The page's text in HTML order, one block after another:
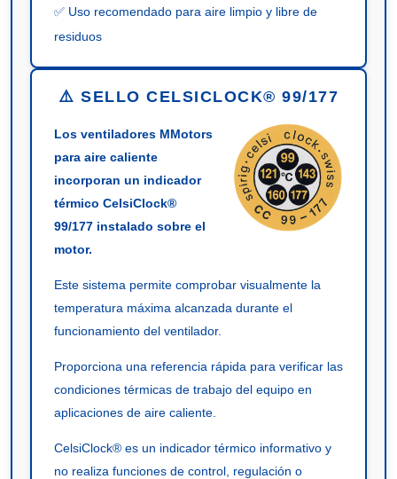
✅ Uso recomendado para aire limpio y libre de
residuos
⚠️ SELLO CELSICLOCK® 99/177
Los ventiladores MMotors
para aire caliente
incorporan un indicador
térmico CelsiClock®
99/177 instalado sobre el
motor.
Este sistema permite comprobar visualmente la
temperatura máxima alcanzada durante el
funcionamiento del ventilador.
Proporciona una referencia rápida para verificar las
condiciones térmicas de trabajo del equipo en
aplicaciones de aire caliente.
CelsiClock® es un indicador térmico informativo y
no realiza funciones de control, regulación o